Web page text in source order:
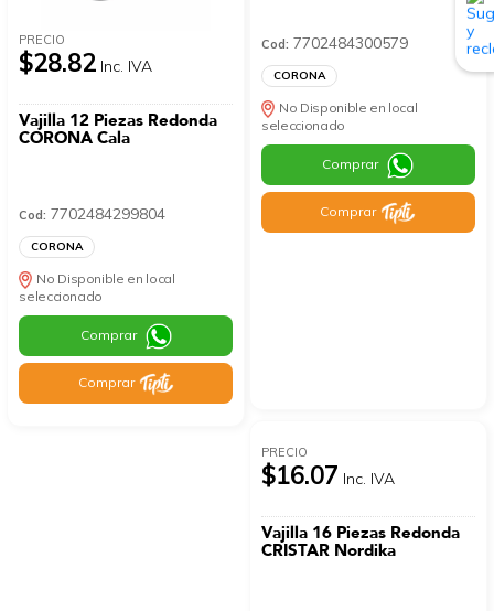
PRECIO
$28.82 Inc. IVA
Vajilla 12 Piezas Redonda
CORONA Cala
Cod: 7702484299804
CORONA
No Disponible en local
seleccionado
Comprar
Comprar
Cod: 7702484300579
CORONA
No Disponible en local
seleccionado
Comprar
Comprar
PRECIO
$16.07 Inc. IVA
Vajilla 16 Piezas Redonda
CRISTAR Nordika